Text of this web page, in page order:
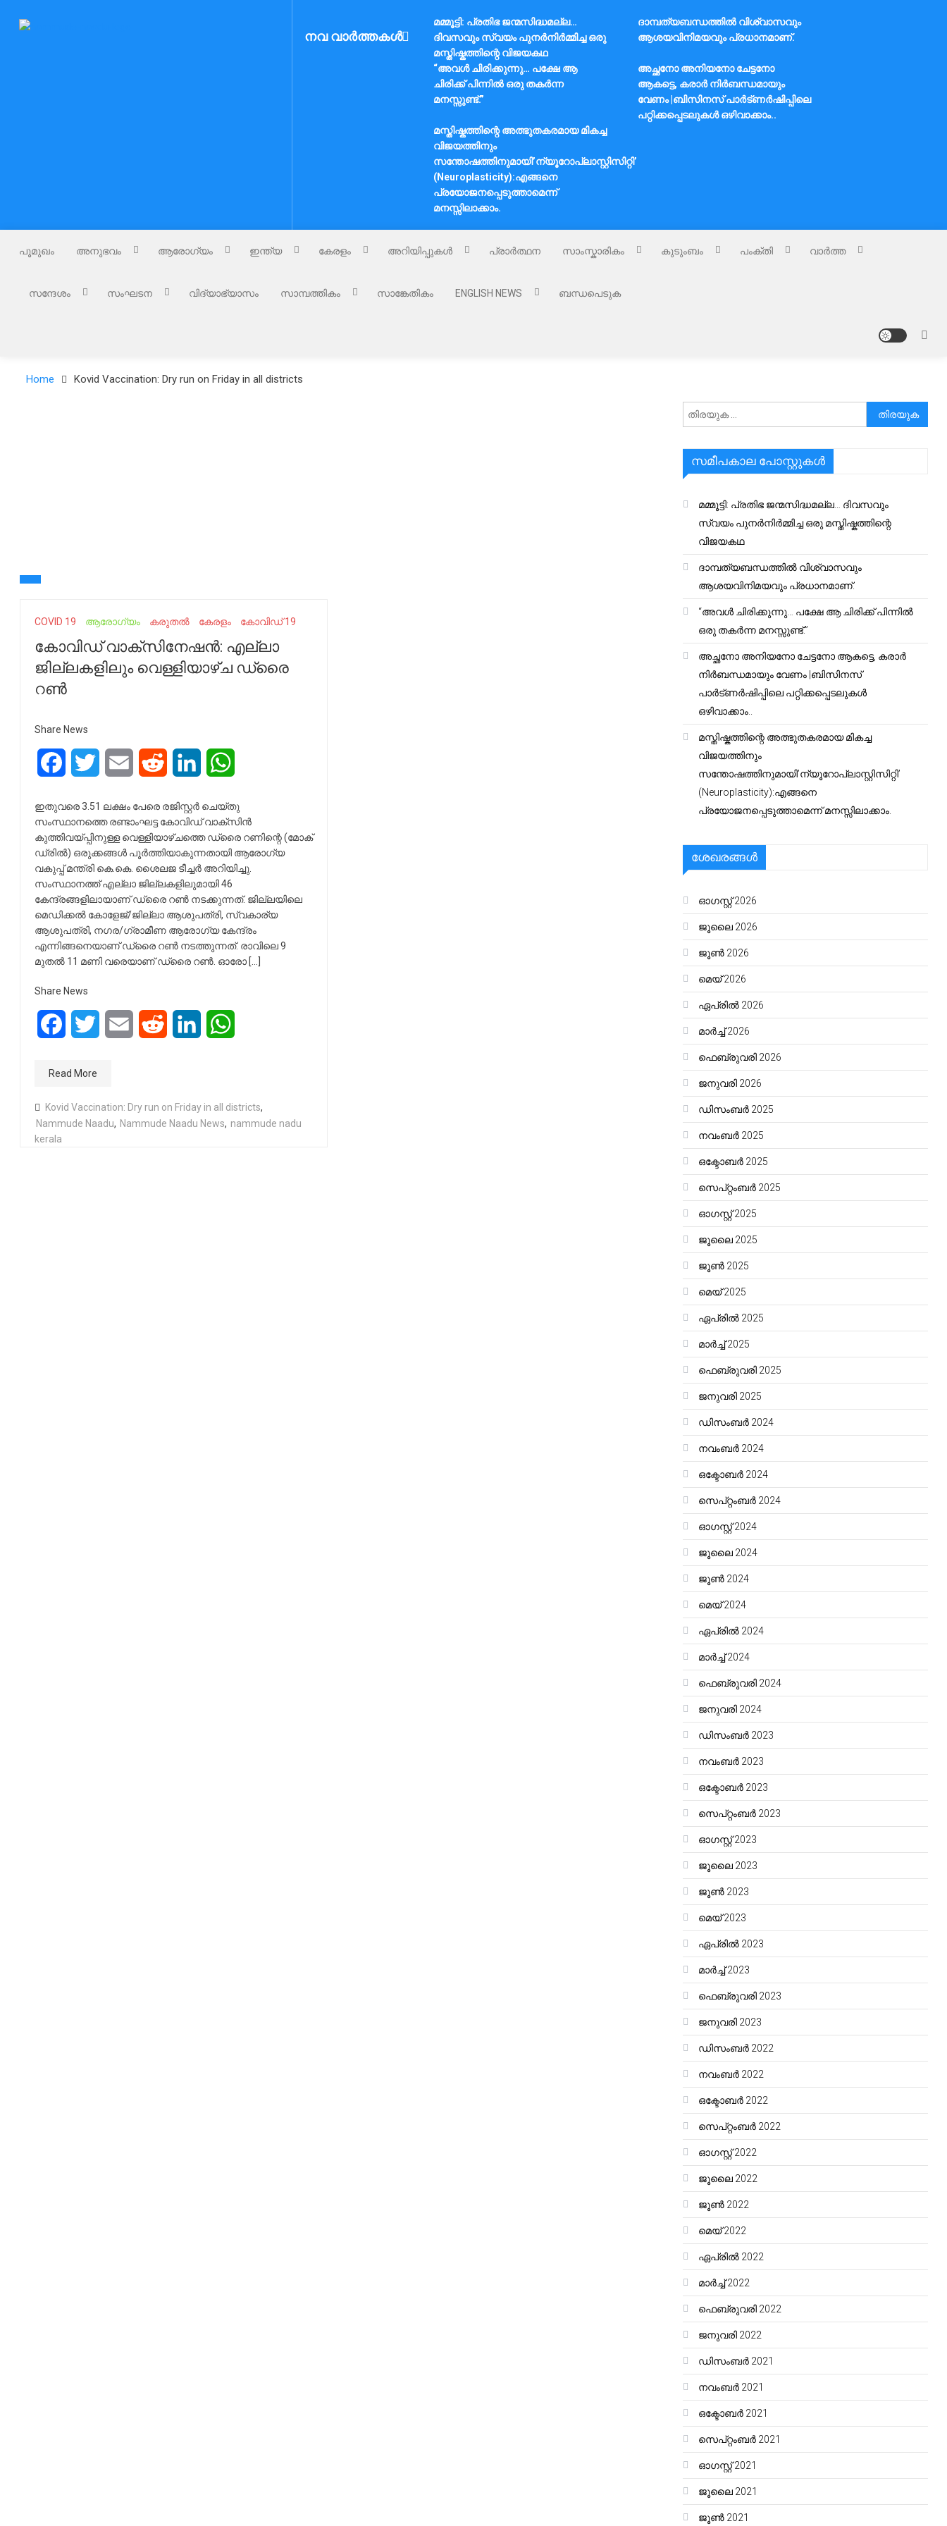
Nammude Naadu നവ വാർത്തകൾ
മമ്മൂട്ടി: പ്രതിഭ ജന്മസിദ്ധമല്ല…
ദിവസവും സ്വയം പുനർനിർമ്മിച്ച ഒരു
മസ്തിഷ്കത്തിന്റെ വിജയകഥ
ദാമ്പത്യബന്ധത്തിൽ വിശ്വാസവും
ആശയവിനിമയവും പ്രധാനമാണ്.
“അവൾ ചിരിക്കുന്നു… പക്ഷേ ആ
ചിരിക്ക് പിന്നിൽ ഒരു തകർന്ന
മനസ്സുണ്ട്.”
അച്ഛനോ അനിയനോ ചേട്ടനോ
ആകട്ടെ, കരാർ നിർബന്ധമായും
വേണം |ബിസിനസ് പാർട്ണർഷിപ്പിലെ
പറ്റിക്കപ്പെടലുകൾ ഒഴിവാക്കാം..
മസ്തിഷ്കത്തിന്റെ അത്ഭുതകരമായ മികച്ച
വിജയത്തിനും
സന്തോഷത്തിനുമായി’ന്യൂറോപ്ലാസ്റ്റിസിറ്റി’
(Neuroplasticity):എങ്ങനെ
പ്രയോജനപ്പെടുത്താമെന്ന്
മനസ്സിലാക്കാം.
പൂമുഖം അനുഭവം ആരോഗ്യം ഇന്ത്യ കേരളം അറിയിപ്പുകൾ പ്രാർത്ഥന സാംസ്കാരികം കുടുംബം പംക്തി വാർത്ത
സന്ദേശം സംഘടന വിദ്യാഭ്യാസം സാമ്പത്തികം സാങ്കേതികം ENGLISH NEWS ബന്ധപെടുക
Home Kovid Vaccination: Dry run on Friday in all districts
COVID 19 ആരോഗ്യം കരുതൽ കേരളം കോവിഡ് 19
കോവിഡ് വാക്സിനേഷൻ: എല്ലാ
ജില്ലകളിലും വെള്ളിയാഴ്ച ഡ്രൈ
റൺ
Share News
FacebookTwitter Email Reddit LinkedIn
ഇതുവരെ 3.51 ലക്ഷം പേരെ രജിസ്റ്റർ ചെയ്തു
സംസ്ഥാനത്തെ രണ്ടാംഘട്ട കോവിഡ് വാക്സിൻ
കുത്തിവയ്പ്പിനുള്ള വെള്ളിയാഴ്ചത്തെ ഡ്രൈ റണിന്റെ (മോക്
ഡ്രിൽ) ഒരുക്കങ്ങൾ പൂർത്തിയാകുന്നതായി ആരോഗ്യ
വകുപ്പ് മന്ത്രി കെ.കെ. ശൈലജ ടീച്ചർ അറിയിച്ചു.
സംസ്ഥാനത്ത് എല്ലാ ജില്ലകളിലുമായി 46
കേന്ദ്രങ്ങളിലായാണ് ഡ്രൈ റൺ നടക്കുന്നത്. ജില്ലയിലെ
മെഡിക്കൽ കോളേജ്/ജില്ലാ ആശുപത്രി, സ്വകാര്യ
ആശുപത്രി, നഗര/ഗ്രാമീണ ആരോഗ്യ കേന്ദ്രം
എന്നിങ്ങനെയാണ് ഡ്രൈ റൺ നടത്തുന്നത്. രാവിലെ 9
മുതൽ 11 മണി വരെയാണ് ഡ്രൈ റൺ. ഓരോ […]
Share News
FacebookTwitter Email Reddit LinkedIn
Read More
Kovid Vaccination: Dry run on Friday in all districts,
Nammude Naadu, Nammude Naadu News, nammude nadu
kerala
അനേഷിക്കുക
സമീപകാല പോസ്റ്റുകൾ
മമ്മൂട്ടി: പ്രതിഭ ജന്മസിദ്ധമല്ല… ദിവസവും
സ്വയം പുനർനിർമ്മിച്ച ഒരു മസ്തിഷ്കത്തിന്റെ
വിജയകഥ
ദാമ്പത്യബന്ധത്തിൽ വിശ്വാസവും
ആശയവിനിമയവും പ്രധാനമാണ്.
“അവൾ ചിരിക്കുന്നു… പക്ഷേ ആ ചിരിക്ക് പിന്നിൽ
ഒരു തകർന്ന മനസ്സുണ്ട്.”
അച്ഛനോ അനിയനോ ചേട്ടനോ ആകട്ടെ, കരാർ
നിർബന്ധമായും വേണം |ബിസിനസ്
പാർട്ണർഷിപ്പിലെ പറ്റിക്കപ്പെടലുകൾ
ഒഴിവാക്കാം..
മസ്തിഷ്കത്തിന്റെ അത്ഭുതകരമായ മികച്ച
വിജയത്തിനും
സന്തോഷത്തിനുമായി’ന്യൂറോപ്ലാസ്റ്റിസിറ്റി’
(Neuroplasticity):എങ്ങനെ
പ്രയോജനപ്പെടുത്താമെന്ന് മനസ്സിലാക്കാം.
ശേഖരങ്ങൾ
ഓഗസ്റ്റ്‌ 2026
ജൂലൈ 2026
ജൂൺ 2026
മെയ്‌ 2026
ഏപ്രിൽ 2026
മാർച്ച്‌ 2026
ഫെബ്രുവരി 2026
ജനുവരി 2026
ഡിസംബർ 2025
നവംബർ 2025
ഒക്ടോബർ 2025
സെപ്റ്റംബർ 2025
ഓഗസ്റ്റ്‌ 2025
ജൂലൈ 2025
ജൂൺ 2025
മെയ്‌ 2025
ഏപ്രിൽ 2025
മാർച്ച്‌ 2025
ഫെബ്രുവരി 2025
ജനുവരി 2025
ഡിസംബർ 2024
നവംബർ 2024
ഒക്ടോബർ 2024
സെപ്റ്റംബർ 2024
ഓഗസ്റ്റ്‌ 2024
ജൂലൈ 2024
ജൂൺ 2024
മെയ്‌ 2024
ഏപ്രിൽ 2024
മാർച്ച്‌ 2024
ഫെബ്രുവരി 2024
ജനുവരി 2024
ഡിസംബർ 2023
നവംബർ 2023
ഒക്ടോബർ 2023
സെപ്റ്റംബർ 2023
ഓഗസ്റ്റ്‌ 2023
ജൂലൈ 2023
ജൂൺ 2023
മെയ്‌ 2023
ഏപ്രിൽ 2023
മാർച്ച്‌ 2023
ഫെബ്രുവരി 2023
ജനുവരി 2023
ഡിസംബർ 2022
നവംബർ 2022
ഒക്ടോബർ 2022
സെപ്റ്റംബർ 2022
ഓഗസ്റ്റ്‌ 2022
ജൂലൈ 2022
ജൂൺ 2022
മെയ്‌ 2022
ഏപ്രിൽ 2022
മാർച്ച്‌ 2022
ഫെബ്രുവരി 2022
ജനുവരി 2022
ഡിസംബർ 2021
നവംബർ 2021
ഒക്ടോബർ 2021
സെപ്റ്റംബർ 2021
ഓഗസ്റ്റ്‌ 2021
ജൂലൈ 2021
ജൂൺ 2021